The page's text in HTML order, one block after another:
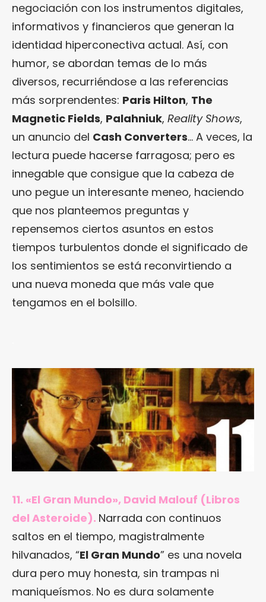
negociación con los instrumentos digitales,
informativos y financieros que generan la
identidad hiperconectiva actual. Así, con
humor, se abordan temas de lo más
diversos, recurriéndose a las referencias
más sorprendentes: Paris Hilton, The
Magnetic Fields, Palahniuk, Reality Shows,
un anuncio del Cash Converters… A veces, la
lectura puede hacerse farragosa; pero es
innegable que consigue que la cabeza de
uno pegue un interesante meneo, haciendo
que nos planteemos preguntas y
repensemos ciertos asuntos en estos
tiempos turbulentos donde el significado de
los sentimientos se está reconvirtiendo a
una nueva moneda que más vale que
tengamos en el bolsillo.
11. «El Gran Mundo», David Malouf (Libros
del Asteroide). Narrada con continuos
saltos en el tiempo, magistralmente
hilvanados, “El Gran Mundo” es una novela
dura pero muy honesta, sin trampas ni
maniqueísmos. No es dura solamente